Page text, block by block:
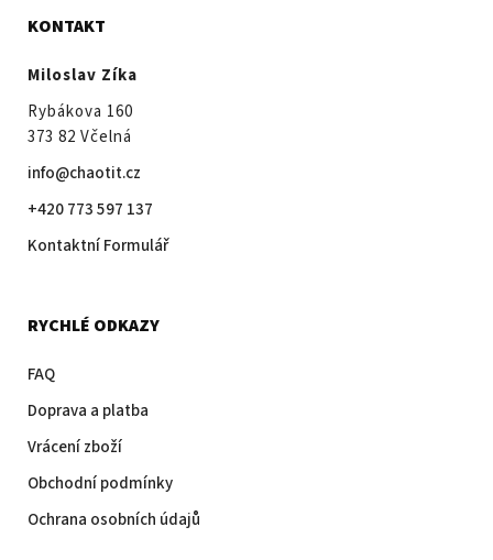
KONTAKT
Miloslav Zíka
Rybákova 160
373 82 Včelná
info@chaotit.cz
+420 773 597 137
Kontaktní Formulář
RYCHLÉ ODKAZY
FAQ
Doprava a platba
Vrácení zboží
Obchodní podmínky
Ochrana osobních údajů